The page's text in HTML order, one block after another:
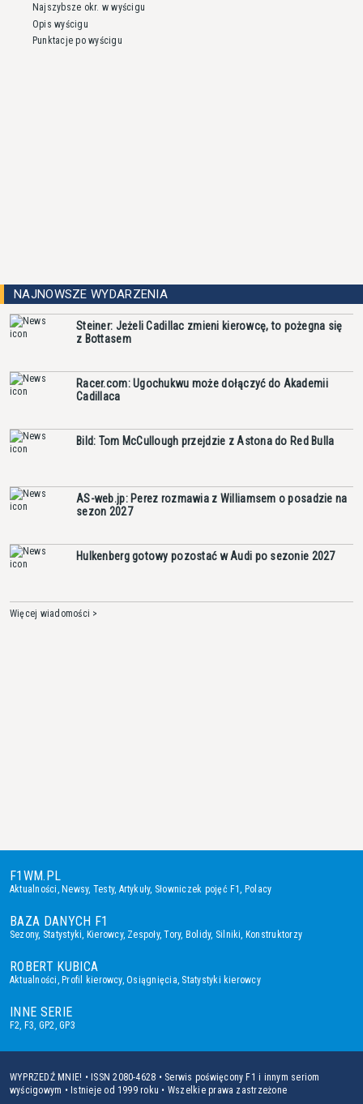
Najszybsze okr. w wyścigu
Opis wyścigu
Punktacje po wyścigu
NAJNOWSZE WYDARZENIA
Steiner: Jeżeli Cadillac zmieni kierowcę, to pożegna się
z Bottasem
Racer.com: Ugochukwu może dołączyć do Akademii
Cadillaca
Bild: Tom McCullough przejdzie z Astona do Red Bulla
AS-web.jp: Perez rozmawia z Williamsem o posadzie na
sezon 2027
Hulkenberg gotowy pozostać w Audi po sezonie 2027
Więcej wiadomości >
F1WM.PL
Aktualności,Newsy, Testy, Artykuły, Słowniczek pojęć F1, Polacy
BAZA DANYCH F1
Sezony, Statystyki, Kierowcy, Zespoły,Tory, Bolidy, Silniki, Konstruktorzy
ROBERT KUBICA
Aktualności,Profil kierowcy,Osiągnięcia, Statystyki kierowcy
INNE SERIE
F2, F3, GP2,GP3
WYPRZEDŹ MNIE! • ISSN 2080-4628 • Serwis poświęcony F1 i innym seriom
wyścigowym • Istnieje od 1999 roku • Wszelkie prawa zastrzeżone